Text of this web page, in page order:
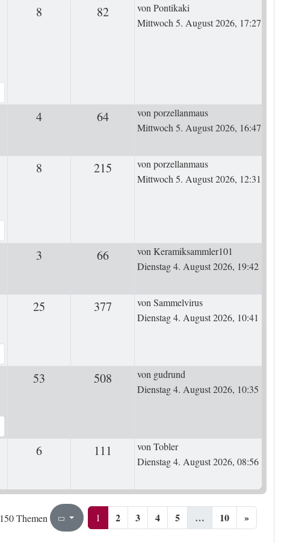
8 82ZugriffeLetzter Beitrag
vonPontikaki
Mittwoch 5. August 2026, 17:27
4Antworten 64ZugriffeLetzter Beitrag
vonporzellanmaus
Mittwoch 5. August 2026, 16:47
8 215ZugriffeLetzter Beitrag
vonporzellanmaus
Mittwoch 5. August 2026, 12:31
3 66ZugriffeLetzter Beitrag
vonKeramiksammler101
Dienstag 4. August 2026, 19:42
25 Antworten377ZugriffeLetzter Beitrag
vonSammelvirus
Dienstag 4. August 2026, 10:41
53 Antworten508ZugriffeLetzter Beitrag
von gudrund
Dienstag 4. August 2026, 10:35
6Antworten 111 ZugriffeLetzter Beitrag
vonTobler
Dienstag 4. August 2026, 08:56
150 Themen Seite1 von
1 2 3 4 5 … 10 »